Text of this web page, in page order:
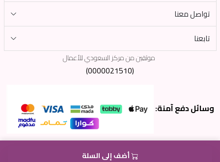
تواصل معنا
تابعنا
موثقين من مركز السعودي للأعمال
(0000021510)
وسائل دفع آمنة:
جميع الحقوق محفوظة لشركة الشبكة الجديدة © 2025